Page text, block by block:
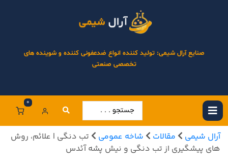
صنایع آرال شیمی: تولید کننده انواع ضدعفونی کننده و شوینده های
تخصصی صنعتی
0
آرال شیمی مقالات شاخه عمومی
تب دنگی | علائم، روش
های پیشگیری از تب دنگی و نیش پشه آئدس